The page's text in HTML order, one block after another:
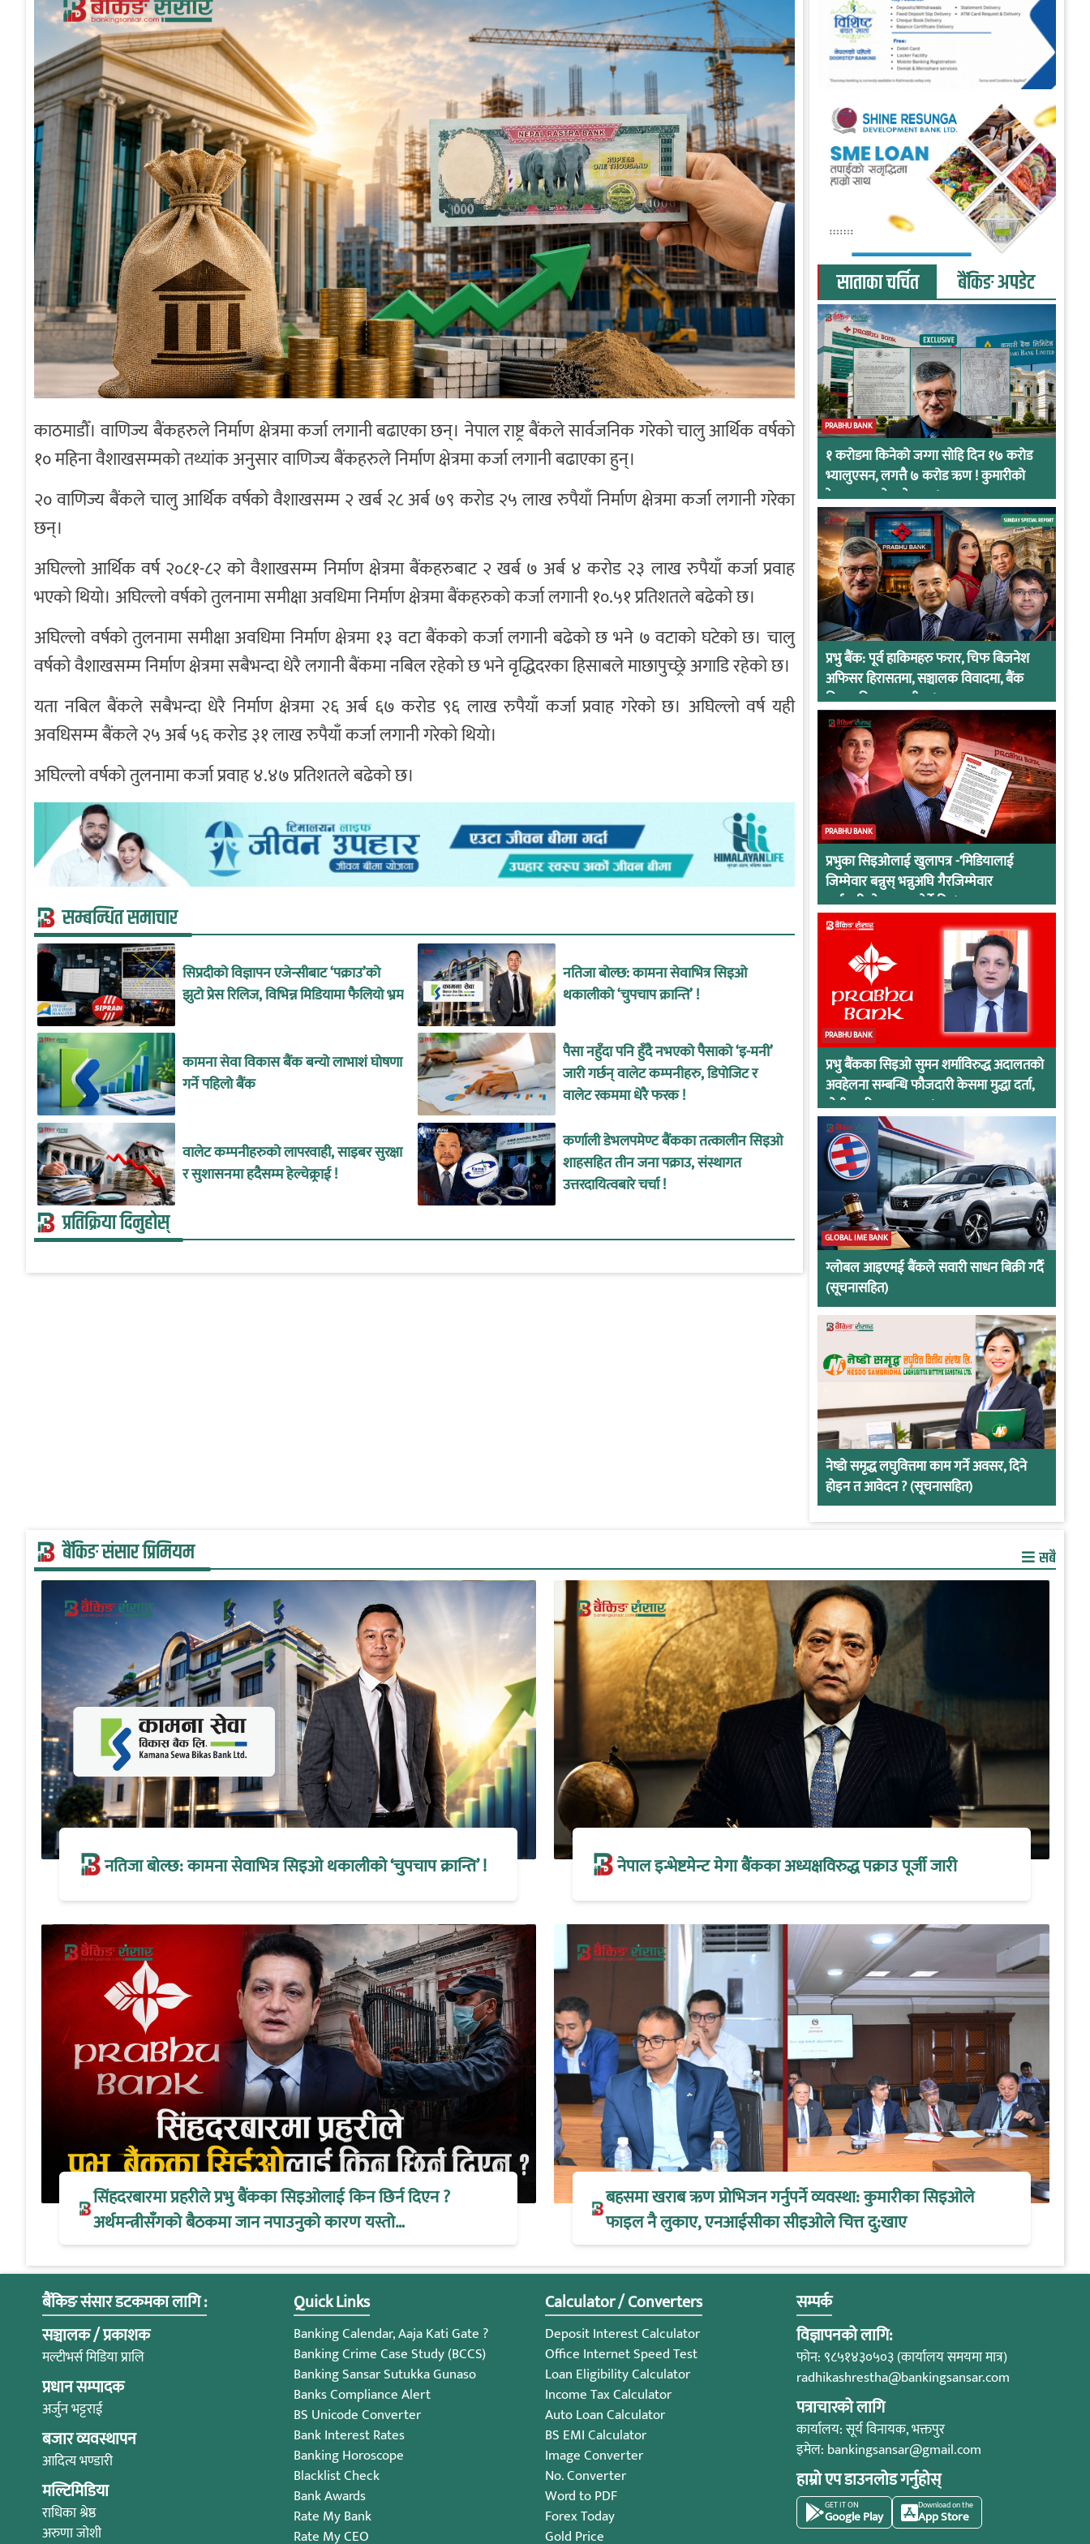
काठमाडौँ। वाणिज्य बैंकहरुले निर्माण क्षेत्रमा कर्जा लगानी बढाएका छन्। नेपाल राष्ट्र बैंकले सार्वजनिक गरेको चालु आर्थिक वर्षको
१० महिना वैशाखसम्मको तथ्यांक अनुसार वाणिज्य बैंकहरुले निर्माण क्षेत्रमा कर्जा लगानी बढाएका हुन्।
२० वाणिज्य बैंकले चालु आर्थिक वर्षको वैशाखसम्म २ खर्ब २८ अर्ब ७९ करोड २५ लाख रुपैयाँ निर्माण क्षेत्रमा कर्जा लगानी गरेका
छन्।
अघिल्लो आर्थिक वर्ष २०८१-८२ को वैशाखसम्म निर्माण क्षेत्रमा बैंकहरुबाट २ खर्ब ७ अर्ब ४ करोड २३ लाख रुपैयाँ कर्जा प्रवाह
भएको थियो। अघिल्लो वर्षको तुलनामा समीक्षा अवधिमा निर्माण क्षेत्रमा बैंकहरुको कर्जा लगानी १०.५१ प्रतिशतले बढेको छ।
अघिल्लो वर्षको तुलनामा समीक्षा अवधिमा निर्माण क्षेत्रमा १३ वटा बैंकको कर्जा लगानी बढेको छ भने ७ वटाको घटेको छ। चालु
वर्षको वैशाखसम्म निर्माण क्षेत्रमा सबैभन्दा धेरै लगानी बैंकमा नबिल रहेको छ भने वृद्धिदरका हिसाबले माछापुच्छ्रे अगाडि रहेको छ।
यता नबिल बैंकले सबैभन्दा धेरै निर्माण क्षेत्रमा २६ अर्ब ६७ करोड ९६ लाख रुपैयाँ कर्जा प्रवाह गरेको छ। अघिल्लो वर्ष यही
अवधिसम्म बैंकले २५ अर्ब ५६ करोड ३१ लाख रुपैयाँ कर्जा लगानी गरेको थियो।
अघिल्लो वर्षको तुलनामा कर्जा प्रवाह ४.४७ प्रतिशतले बढेको छ।
सम्बन्धित समाचार
सिप्रदीको विज्ञापन एजेन्सीबाट ‘पक्राउ’को
झुटो प्रेस रिलिज, विभिन्न मिडियामा फैलियो भ्रम
नतिजा बोल्छ: कामना सेवाभित्र सिइओ
थकालीको ‘चुपचाप क्रान्ति’ !
कामना सेवा विकास बैंक बन्यो लाभाशं घोषणा
गर्ने पहिलो बैंक
पैसा नहुँदा पनि हुँदै नभएको पैसाको ‘इ-मनी’
जारी गर्छन् वालेट कम्पनीहरु, डिपोजिट र
वालेट रकममा धेरै फरक !
वालेट कम्पनीहरुको लापरवाही, साइबर सुरक्षा
र सुशासनमा हदैसम्म हेल्चेक्र्राई !
कर्णाली डेभलपमेण्ट बैंकका तत्कालीन सिइओ
शाहसहित तीन जना पक्राउ, संस्थागत
उत्तरदायित्वबारे चर्चा !
प्रतिक्रिया दिनुहोस्
साताका चर्चित बैंकिङ अपडेट
PRABHU BANK
१ करोडमा किनेको जग्गा सोहि दिन १७ करोड
भ्यालुएसन, लगत्तै ७ करोड ऋण ! कुमारीको
केसमा प्रभुको कनेक्सन !
प्रभु बैंक: पूर्व हाकिमहरु फरार, चिफ बिजनेश
अफिसर हिरासतमा, सञ्चालक विवादमा, बैंक
नियामकीय कारवाहीमा !
PRABHU BANK
प्रभुका सिइओलाई खुलापत्र -‘मिडियालाई
जिम्मेवार बन्नुस् भन्नुअघि गैरजिम्मेवार
कर्मचारीको व्यवहार हेर्ने कि !
PRABHU BANK
प्रभु बैंकका सिइओ सुमन शर्माविरुद्ध अदालतको
अवहेलना सम्बन्धि फौजदारी केसमा मुद्धा दर्ता,
दोषी ठहरिए जान्छ पद !
GLOBAL IME BANK
ग्लोबल आइएमई बैंकले सवारी साधन बिक्री गर्दै
(सूचनासहित)
नेष्डो समृद्ध लघुवित्तमा काम गर्ने अवसर, दिने
होइन त आवेदन ? (सूचनासहित)
बैंकिङ संसार प्रिमियम सबै
नतिजा बोल्छ: कामना सेवाभित्र सिइओ थकालीको ‘चुपचाप क्रान्ति’ ! नेपाल इन्भेष्टमेन्ट मेगा बैंकका अध्यक्षविरुद्ध पक्राउ पूर्जी जारी
सिंहदरबारमा प्रहरीले प्रभु बैंकका सिइओलाई किन छिर्न दिएन ?
अर्थमन्त्रीसँगको बैठकमा जान नपाउनुको कारण यस्तो…
बहसमा खराब ऋण प्रोभिजन गर्नुपर्ने व्यवस्था: कुमारीका सिइओले
फाइल नै लुकाए, एनआईसीका सीइओले चित्त दु:खाए
बैंकिङ संसार डटकमका लागि :
सञ्चालक / प्रकाशक
मल्टीभर्स मिडिया प्रालि
प्रधान सम्पादक
अर्जुन भट्टराई
बजार व्यवस्थापन
आदित्य भण्डारी
मल्टिमिडिया
राधिका श्रेष्ठ
अरुणा जोशी
Quick Links
Banking Calendar, Aaja Kati Gate ?
Banking Crime Case Study (BCCS)
Banking Sansar Sutukka Gunaso
Banks Compliance Alert
BS Unicode Converter
Bank Interest Rates
Banking Horoscope
Blacklist Check
Bank Awards
Rate My Bank
Rate My CEO
Calculator / Converters
Deposit Interest Calculator
Office Internet Speed Test
Loan Eligibility Calculator
Income Tax Calculator
Auto Loan Calculator
BS EMI Calculator
Image Converter
No. Converter
Word to PDF
Forex Today
Gold Price
सम्पर्क
विज्ञापनको लागि:
फोन: ९८५१४३०५०३ (कार्यालय समयमा मात्र)
radhikashrestha@bankingsansar.com
पत्राचारको लागि
कार्यालय: सूर्य विनायक, भक्तपुर
इमेल: bankingsansar@gmail.com
हाम्रो एप डाउनलोड गर्नुहोस्
GET IT ON
Google Play
Download on the
App Store